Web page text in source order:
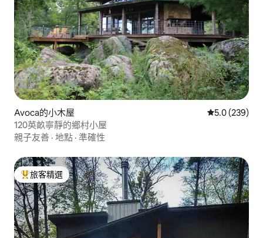
Avoca的小木屋 從 239 則評
5.0 (239)
120英畝寧靜的鄉村小屋
親子友善 · 地點 · 準確性
旅客精選榜首
旅客精選